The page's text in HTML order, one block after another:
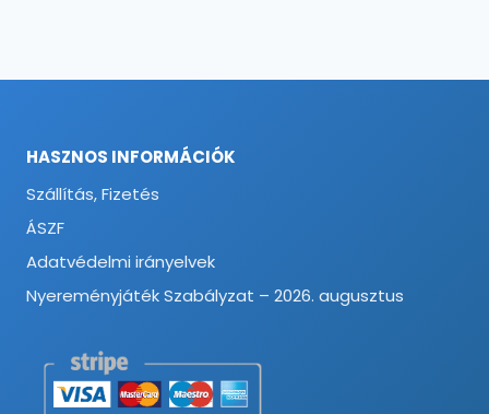
HASZNOS INFORMÁCIÓK
Szállítás, Fizetés
ÁSZF
Adatvédelmi irányelvek
Nyereményjáték Szabályzat – 2026. augusztus